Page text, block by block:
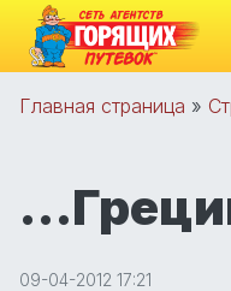
Главная страница »
09-04-2012 17:21